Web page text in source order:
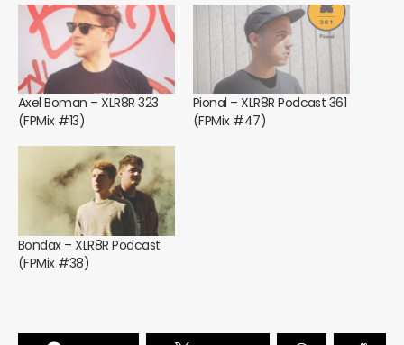
Axel Boman – XLR8R 323
(FPMix #13)
Pional – XLR8R Podcast 361
(FPMix #47)
Bondax – XLR8R Podcast
(FPMix #38)